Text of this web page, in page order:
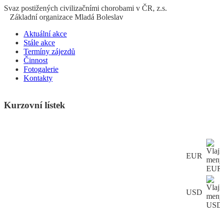
Svaz postižených civilizačními chorobami v ČR, z.s.
Základní organizace Mladá Boleslav
Aktuální akce
Stále akce
Termíny zájezdů
Činnost
Fotogalerie
Kontakty
Kurzovní lístek
EUR
USD